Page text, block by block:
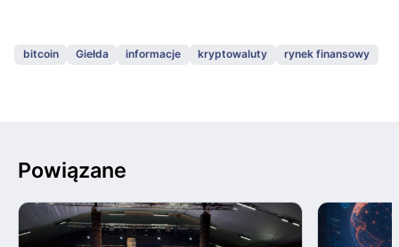
bitcoin Giełda informacje kryptowaluty rynek finansowy
Powiązane